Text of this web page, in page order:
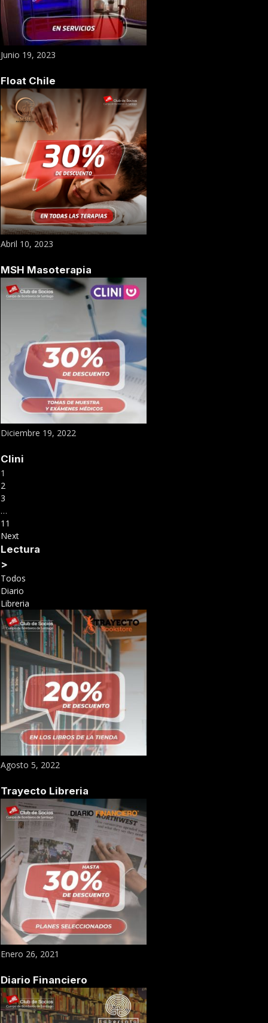
Junio 19, 2023
Float Chile
Abril 10, 2023
MSH Masoterapia
Diciembre 19, 2022
Clini
1
2
3
…
11
Next
Lectura
>
Todos
Diario
Libreria
Agosto 5, 2022
Trayecto Libreria
Enero 26, 2021
Diario Financiero